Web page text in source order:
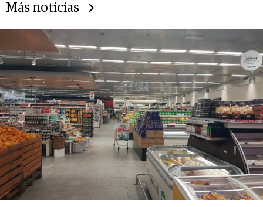
Más noticias